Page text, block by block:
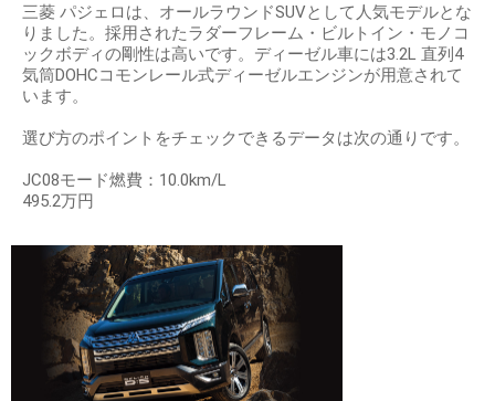
三菱 パジェロは、オールラウンドSUVとして人気モデルとな
りました。採用されたラダーフレーム・ビルトイン・モノコ
ックボディの剛性は高いです。ディーゼル車には3.2L 直列4
気筒DOHCコモンレール式ディーゼルエンジンが用意されて
います。
選び方のポイントをチェックできるデータは次の通りです。
JC08モード燃費：10.0km/L
495.2万円